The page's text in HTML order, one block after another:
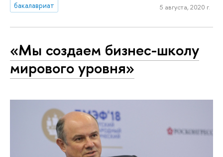
бакалавриат
5 августа, 2020 г.
«Мы создаем бизнес-школу
мирового уровня»